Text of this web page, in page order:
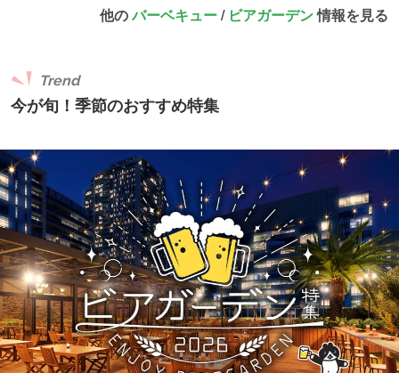
他のバーベキュー/ ビアガーデン情報を見る
今が旬！季節のおすすめ特集
Trend